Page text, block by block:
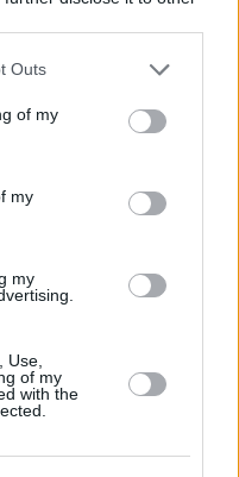
Outs
of my
my
my
Use,
of my
with the
Μιραμπέλο στον Άγιο